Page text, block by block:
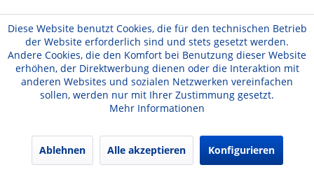
Diese Website benutzt Cookies, die für den technischen Betrieb
der Website erforderlich sind und stets gesetzt werden.
Andere Cookies, die den Komfort bei Benutzung dieser Website
erhöhen, der Direktwerbung dienen oder die Interaktion mit
anderen Websites und sozialen Netzwerken vereinfachen
sollen, werden nur mit Ihrer Zustimmung gesetzt.
Mehr Informationen
Ablehnen Alle akzeptieren Konfigurieren